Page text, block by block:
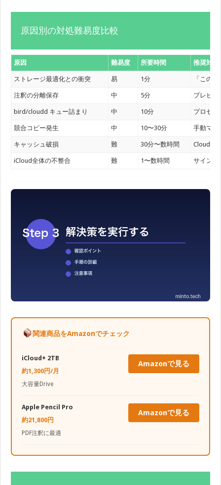
原因別の対処難易度比較
原因 難易度 所要時間 推奨対処
ストレージ最適化との衝突 易 1分 「この
注釈の分離保存 中 5分 プレビ
bird/cloudd キュー詰まり 中 10分 プロセ
競合コピー発生 中 10〜30分 手動マー
キャッシュ破損 難 30分〜数時間
iCloud全体の不整合 難 1〜数時間 サイン
関連商品をAmazonでチェック
iCloud+ 2TB
約1,300円/月
大容量Drive
Amazonで見る
Apple Pencil Pro
約21,800円
PDF注釈に最適
Amazonで見る